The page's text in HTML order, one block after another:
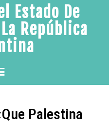
Estado De
República
Palestina